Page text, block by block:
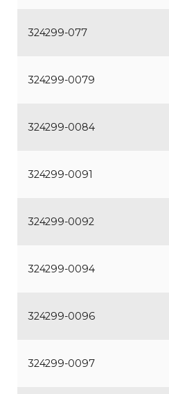
324299-077
324299-0079
324299-0084
324299-0091
324299-0092
324299-0094
324299-0096
324299-0097